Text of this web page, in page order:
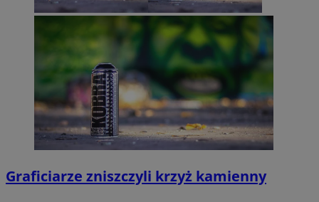
Graficiarze zniszczyli krzyż kamienny